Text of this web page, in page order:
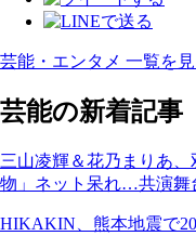
芸能・エンタメ 一覧を見
芸能の新着記事
三山凌輝＆花乃まりあ
物」ネット呆れ…共演舞
HIKAKIN、熊本地震で